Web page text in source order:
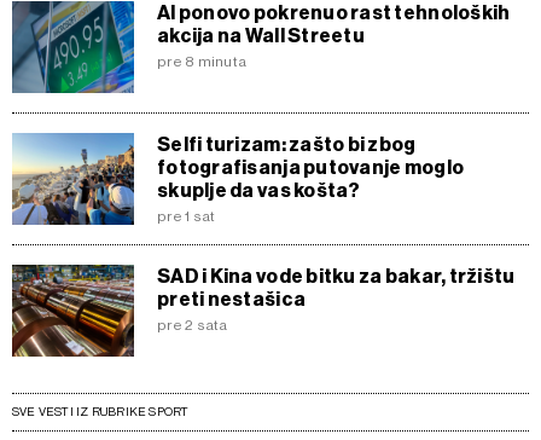
AI ponovo pokrenuo rast tehnoloških
akcija na Wall Streetu
pre 8 minuta
Selfi turizam: zašto bi zbog
fotografisanja putovanje moglo
skuplje da vas košta?
pre 1 sat
SAD i Kina vode bitku za bakar, tržištu
preti nestašica
pre 2 sata
SVE VESTI IZ RUBRIKE SPORT